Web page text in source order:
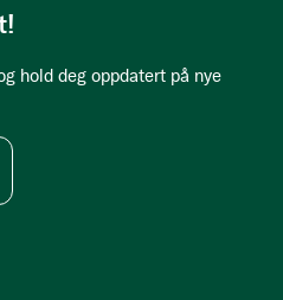
hold deg oppdatert på nye